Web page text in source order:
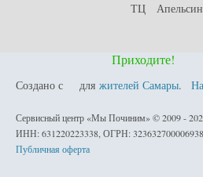
ТЦ Апельсин
Приходите!
Создано с любовью
для жителей Самары.
Сервисный центр «Мы Починим» © 2009 -
ИНН: 631220223338, ОГРН: 323632700006938
Публичная оферта